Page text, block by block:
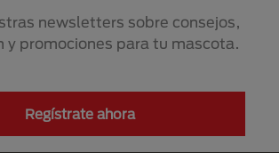
newsletters sobre consejos,
y promociones para tu mascota.
Regístrate ahora